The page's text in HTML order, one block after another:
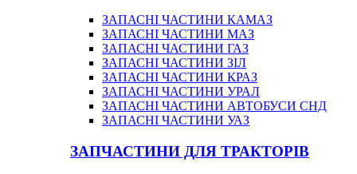
ЗАПАСНІ ЧАСТИНИ КАМАЗ
ЗАПАСНІ ЧАСТИНИ МАЗ
ЗАПАСНІ ЧАСТИНИ ГАЗ
ЗАПАСНІ ЧАСТИНИ ЗІЛ
ЗАПАСНІ ЧАСТИНИ КРАЗ
ЗАПАСНІ ЧАСТИНИ УРАЛ
ЗАПАСНІ ЧАСТИНИ АВТОБУСИ СНД
ЗАПАСНІ ЧАСТИНИ УАЗ
ЗАПЧАСТИНИ ДЛЯ ТРАКТОРІВ